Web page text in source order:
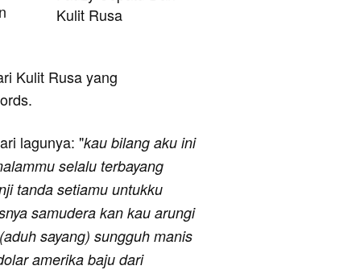
Kulit Rusa yang
lagunya: "kau bilang aku ini
selalu terbayang
tanda setiamu untukku
samudera kan kau arungi
sayang) sungguh manis
amerika baju dari